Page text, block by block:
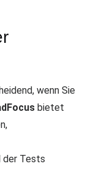
wenn Sie
bietet
der Tests